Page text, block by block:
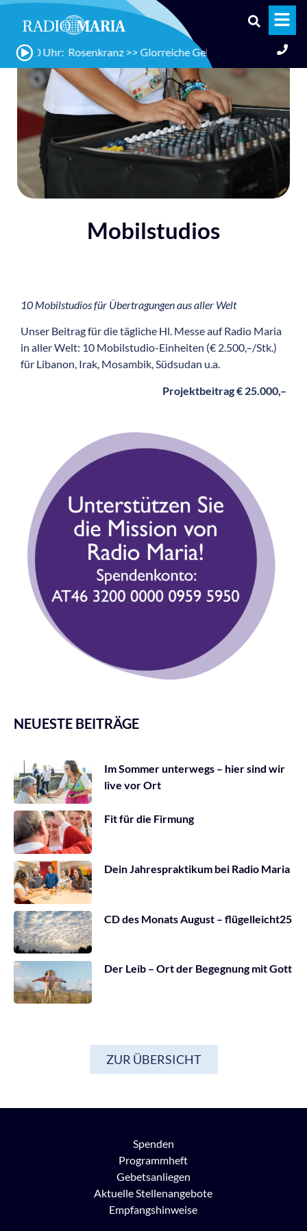
18:20 Uhr: Rosenkranz >> Glorreiche Geheimnisse für Papst
Mobilstudios
10 Mobilstudios für Übertragungen aus aller Welt
Unser Beitrag für die tägliche Hl. Messe auf Radio Maria
in aller Welt: 10 Mobilstudio-Einheiten (€ 2.500,–/Stk.)
für Libanon, Irak, Mosambik, Südsudan u.a.
Projektbeitrag € 25.000,–
NEUESTE BEITRÄGE
Im Sommer unterwegs – hier sind wir
live vor Ort
Fit für die Firmung
Dein Jahrespraktikum bei Radio Maria
CD des Monats August – flügelleicht25
Der Leib – Ort der Begegnung mit Gott
ZUR ÜBERSICHT
Spenden
Programmheft
Gebetsanliegen
Aktuelle Stellenangebote
Empfangshinweise